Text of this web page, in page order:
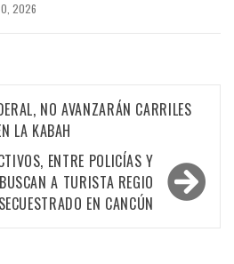
2026
NO AVANZARÁN CARRILES
LA KABAH
ENTRE POLICÍAS Y
A TURISTA REGIO
SECUESTRADO EN CANCÚN